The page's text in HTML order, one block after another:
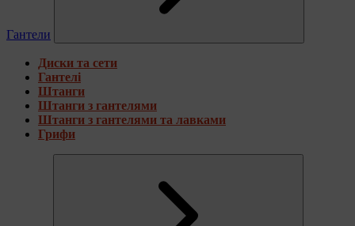
Гантели
Диски та сети
Гантелі
Штанги
Штанги з гантелями
Штанги з гантелями та лавками
Грифи